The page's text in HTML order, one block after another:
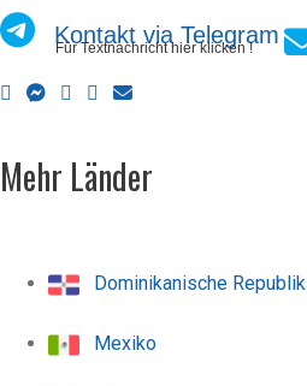
Kontakt via Telegram
Für Textnachricht hier klicken !
Mehr Länder
Dominikanische Republik
Mexiko